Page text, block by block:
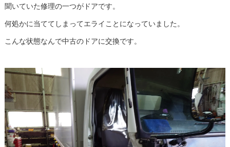
聞いていた修理の一つがドアです。
何処かに当ててしまってエライことになっていました。
こんな状態なんで中古のドアに交換です。